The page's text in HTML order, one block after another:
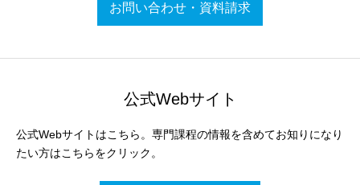
お問い合わせ・資料請求
公式Webサイト
公式Webサイトはこちら。専門課程の情報を含めてお知りになり
たい方はこちらをクリック。